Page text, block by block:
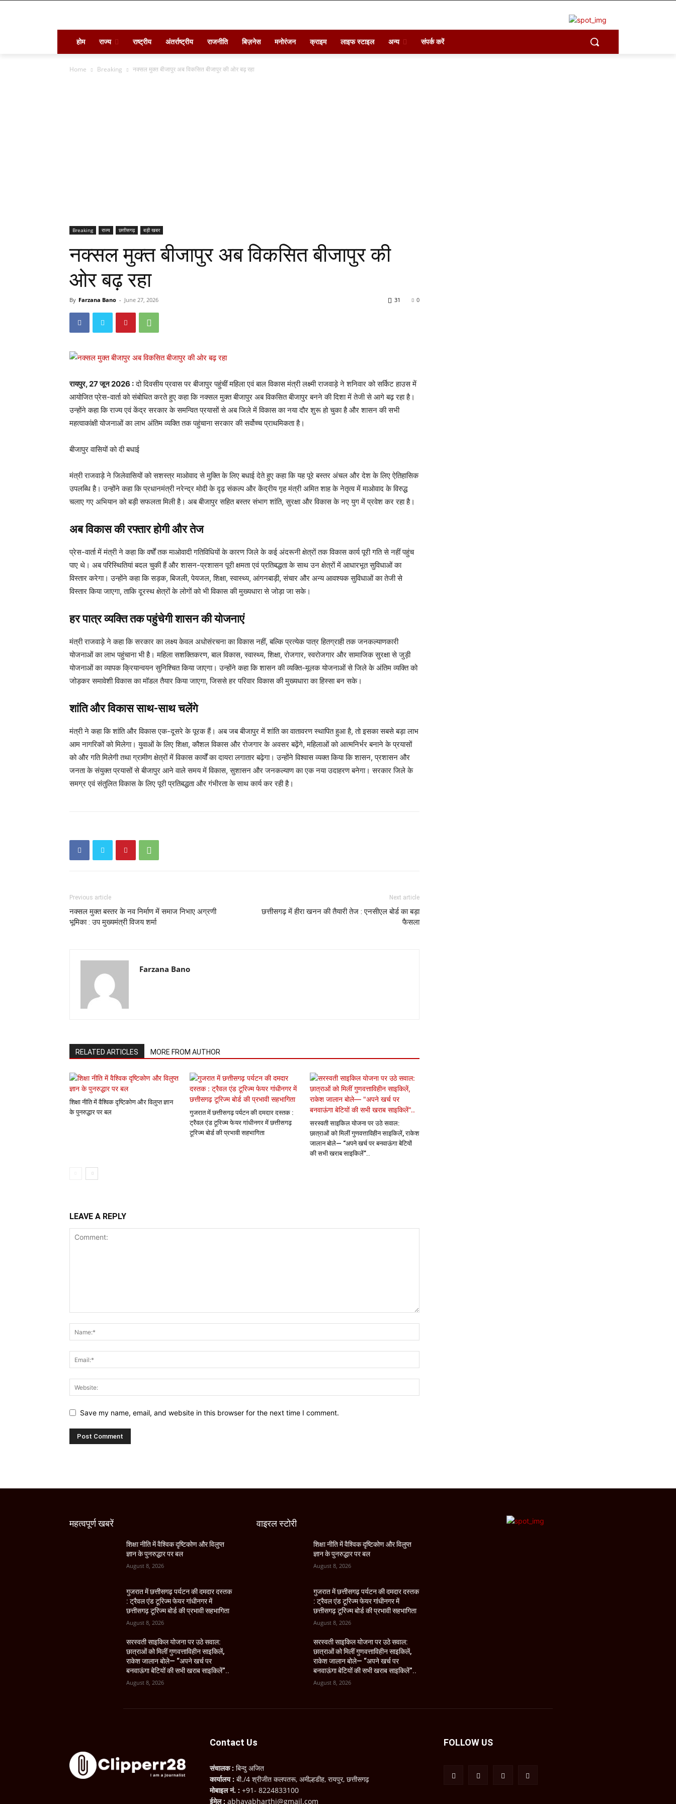
होम राज्य राष्ट्रीय अंतर्राष्ट्रीय राजनीति बिज़नेस मनोरंजन क्राइम लाइफ स्टाइल अन्य संपर्क करें
Home Breaking नक्सल मुक्त बीजापुर अब विकसित बीजापुर की ओर बढ़ रहा
Breaking राज्य छत्तीसगढ़ बड़ी खबर
नक्सल मुक्त बीजापुर अब विकसित बीजापुर की
ओर बढ़ रहा
By Farzana Bano - June 27, 2026 0
31
रायपुर, 27 जून 2026 :दो दिवसीय प्रवास पर बीजापुर पहुंचीं महिला एवं बाल विकास मंत्री लक्ष्मी राजवाड़े ने शनिवार को सर्किट हाउस में
आयोजित प्रेस-वार्ता को संबोधित करते हुए कहा कि नक्सल मुक्त बीजापुर अब विकसित बीजापुर बनने की दिशा में तेजी से आगे बढ़ रहा है।
उन्होंने कहा कि राज्य एवं केंद्र सरकार के समन्वित प्रयासों से अब जिले में विकास का नया दौर शुरू हो चुका है और शासन की सभी
महत्वाकांक्षी योजनाओं का लाभ अंतिम व्यक्ति तक पहुंचाना सरकार की सर्वोच्च प्राथमिकता है।
बीजापुर वासियों को दी बधाई
मंत्री राजवाड़े ने जिलेवासियों को सशस्त्र माओवाद से मुक्ति के लिए बधाई देते हुए कहा कि यह पूरे बस्तर अंचल और देश के लिए ऐतिहासिक
उपलब्धि है। उन्होंने कहा कि प्रधानमंत्री नरेन्द्र मोदी के दृढ़ संकल्प और केंद्रीय गृह मंत्री अमित शाह के नेतृत्व में माओवाद के विरुद्ध
चलाए गए अभियान को बड़ी सफलता मिली है। अब बीजापुर सहित बस्तर संभाग शांति, सुरक्षा और विकास के नए युग में प्रवेश कर रहा है।
अब विकास की रफ्तार होगी और तेज
प्रेस-वार्ता में मंत्री ने कहा कि वर्षों तक माओवादी गतिविधियों के कारण जिले के कई अंदरूनी क्षेत्रों तक विकास कार्य पूरी गति से नहीं पहुंच
पाए थे। अब परिस्थितियां बदल चुकी हैं और शासन-प्रशासन पूरी क्षमता एवं प्रतिबद्धता के साथ उन क्षेत्रों में आधारभूत सुविधाओं का
विस्तार करेगा। उन्होंने कहा कि सड़क, बिजली, पेयजल, शिक्षा, स्वास्थ्य, आंगनबाड़ी, संचार और अन्य आवश्यक सुविधाओं का तेजी से
विस्तार किया जाएगा, ताकि दूरस्थ क्षेत्रों के लोगों को भी विकास की मुख्यधारा से जोड़ा जा सके।
हर पात्र व्यक्ति तक पहुंचेगी शासन की योजनाएं
मंत्री राजवाड़े ने कहा कि सरकार का लक्ष्य केवल अधोसंरचना का विकास नहीं, बल्कि प्रत्येक पात्र हितग्राही तक जनकल्याणकारी
योजनाओं का लाभ पहुंचाना भी है। महिला सशक्तिकरण, बाल विकास, स्वास्थ्य, शिक्षा, रोजगार, स्वरोजगार और सामाजिक सुरक्षा से जुड़ी
योजनाओं का व्यापक क्रियान्वयन सुनिश्चित किया जाएगा। उन्होंने कहा कि शासन की व्यक्ति-मूलक योजनाओं से जिले के अंतिम व्यक्ति को
जोड़कर समावेशी विकास का मॉडल तैयार किया जाएगा, जिससे हर परिवार विकास की मुख्यधारा का हिस्सा बन सके।
शांति और विकास साथ-साथ चलेंगे
मंत्री ने कहा कि शांति और विकास एक-दूसरे के पूरक हैं। अब जब बीजापुर में शांति का वातावरण स्थापित हुआ है, तो इसका सबसे बड़ा लाभ
आम नागरिकों को मिलेगा। युवाओं के लिए शिक्षा, कौशल विकास और रोजगार के अवसर बढ़ेंगे, महिलाओं को आत्मनिर्भर बनाने के प्रयासों
को और गति मिलेगी तथा ग्रामीण क्षेत्रों में विकास कार्यों का दायरा लगातार बढ़ेगा। उन्होंने विश्वास व्यक्त किया कि शासन, प्रशासन और
जनता के संयुक्त प्रयासों से बीजापुर आने वाले समय में विकास, सुशासन और जनकल्याण का एक नया उदाहरण बनेगा। सरकार जिले के
समग्र एवं संतुलित विकास के लिए पूरी प्रतिबद्धता और गंभीरता के साथ कार्य कर रही है।
Previous article
नक्सल मुक्त बस्तर के नव निर्माण में समाज निभाए अग्रणी
भूमिका : उप मुख्यमंत्री विजय शर्मा
Next article
छत्तीसगढ़ में हीरा खनन की तैयारी तेज : एनसीएल बोर्ड का बड़ा
फैसला
Farzana Bano
RELATED ARTICLES MORE FROM AUTHOR
शिक्षा नीति में वैश्विक दृष्टिकोण और विलुप्त ज्ञान
के पुनरुद्धार पर बल
गुजरात में छत्तीसगढ़ पर्यटन की दमदार दस्तक :
ट्रैवल एंड टूरिज्म फेयर गांधीनगर में छत्तीसगढ़
टूरिज्म बोर्ड की प्रभावी सहभागिता
सरस्वती साइकिल योजना पर उठे सवाल:
छात्राओं को मिलीं गुणवत्ताविहीन साइकिलें, राकेश
जालान बोले— “अपने खर्च पर बनवाऊंगा बेटियों
की सभी खराब साइकिलें”..
LEAVE A REPLY
Save my name, email, and website in this browser for the next time I comment.
महत्वपूर्ण खबरें
शिक्षा नीति में वैश्विक दृष्टिकोण और विलुप्त
ज्ञान के पुनरुद्धार पर बल
August 8, 2026
गुजरात में छत्तीसगढ़ पर्यटन की दमदार दस्तक
: ट्रैवल एंड टूरिज्म फेयर गांधीनगर में
छत्तीसगढ़ टूरिज्म बोर्ड की प्रभावी सहभागिता
August 8, 2026
सरस्वती साइकिल योजना पर उठे सवाल:
छात्राओं को मिलीं गुणवत्ताविहीन साइकिलें,
राकेश जालान बोले— “अपने खर्च पर
बनवाऊंगा बेटियों की सभी खराब साइकिलें”..
August 8, 2026
वाइरल स्टोरी
शिक्षा नीति में वैश्विक दृष्टिकोण और विलुप्त
ज्ञान के पुनरुद्धार पर बल
August 8, 2026
गुजरात में छत्तीसगढ़ पर्यटन की दमदार दस्तक
: ट्रैवल एंड टूरिज्म फेयर गांधीनगर में
छत्तीसगढ़ टूरिज्म बोर्ड की प्रभावी सहभागिता
August 8, 2026
सरस्वती साइकिल योजना पर उठे सवाल:
छात्राओं को मिलीं गुणवत्ताविहीन साइकिलें,
राकेश जालान बोले— “अपने खर्च पर
बनवाऊंगा बेटियों की सभी खराब साइकिलें”..
August 8, 2026
Contact Us
संचालक : बिन्दु अजित
कार्यालय : बी./4 श्रीजीत कलपतरू, अमील्हडीह, रायपुर, छत्तीसगढ़
मोबाइल नं. : +91- 8224833100
ईमेल : abhayabharthi@gmail.com
FOLLOW US